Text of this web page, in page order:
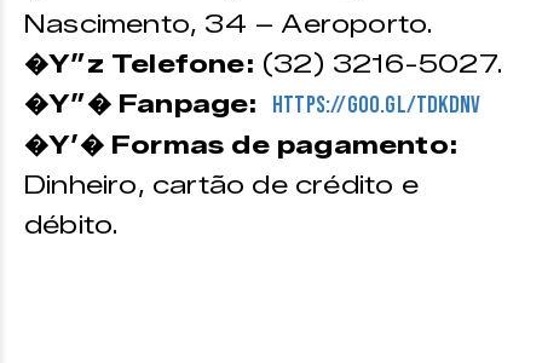
Nascimento, 34 – Aeroporto.
�Y”z Telefone: (32) 3216-5027.
�Y”� Fanpage: https://goo.gl/TdKdnV
�Y’� Formas de pagamento:
Dinheiro, cartão de crédito e
débito.